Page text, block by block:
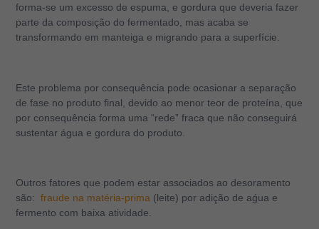
forma-se um excesso de espuma, e gordura que deveria fazer
parte da composição do fermentado, mas acaba se
transformando em manteiga e migrando para a superfície.
Este problema por consequência pode ocasionar a separação
de fase no produto final, devido ao menor teor de proteína, que
por consequência forma uma “rede” fraca que não conseguirá
sustentar água e gordura do produto.
Outros fatores que podem estar associados ao desoramento
são:fraude na matéria-prima (leite) por adição de aǵua e
fermento com baixa atividade.